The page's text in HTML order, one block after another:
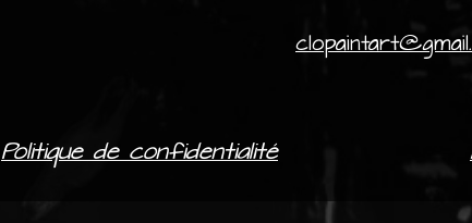
Politique de confidentialité